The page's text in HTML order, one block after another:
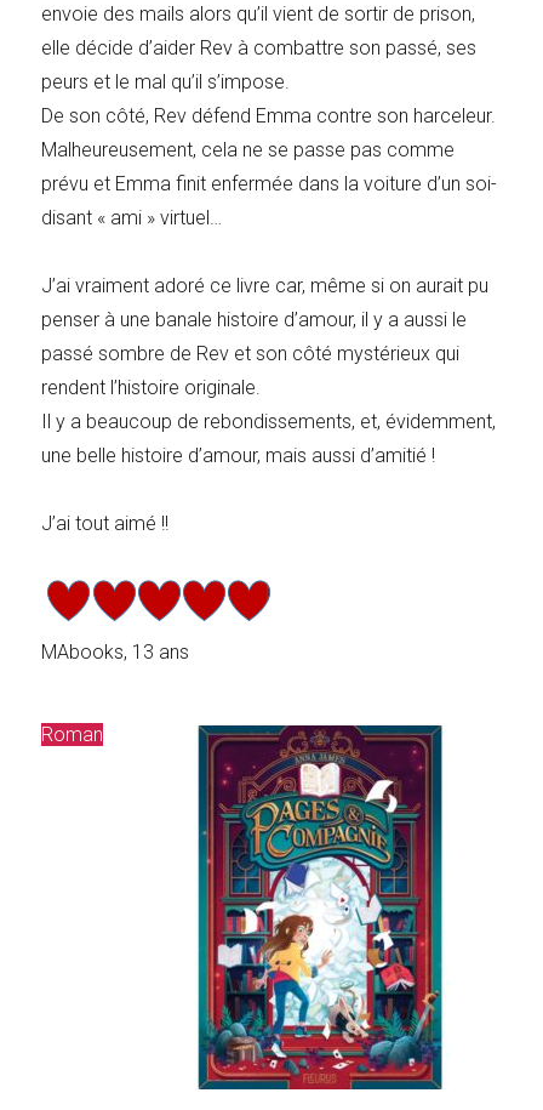
envoie des mails alors qu’il vient de sortir de prison,
elle décide d’aider Rev à combattre son passé, ses
peurs et le mal qu’il s’impose.
De son côté, Rev défend Emma contre son harceleur.
Malheureusement, cela ne se passe pas comme
prévu et Emma finit enfermée dans la voiture d’un soi-
disant « ami » virtuel…
J’ai vraiment adoré ce livre car, même si on aurait pu
penser à une banale histoire d’amour, il y a aussi le
passé sombre de Rev et son côté mystérieux qui
rendent l’histoire originale.
Il y a beaucoup de rebondissements, et, évidemment,
une belle histoire d’amour, mais aussi d’amitié !
J’ai tout aimé !!
MAbooks, 13 ans
Roman